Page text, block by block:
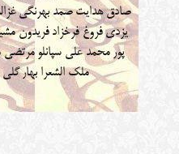
صادق هدایتصمد بهرنگی
یزدیفروغ فرخزاد فریدون
پور محمد علی سپانلو مرتضی
ملک الشعرا بهار